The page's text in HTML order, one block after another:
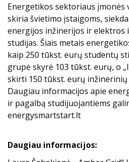
Energetikos sektoriaus įmonės
skiria švietimo įstaigoms,
energijos inžinerijos ir elektros
studijas. Šiais metais
kaip 250 tūkst. eurų studentų
grupė skyrė 103 tūkst. eurų, o
skirti 150 tūkst. eurų
Daugiau informacijos apie
ir pagalbą studijuojantiems
energysmartstart.lt
Daugiau informacijos: